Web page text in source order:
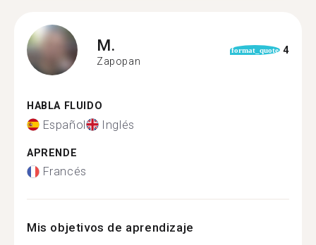
M.
Zapopan
format_quote 4
HABLA FLUIDO
Español Inglés
APRENDE
Francés
Mis objetivos de aprendizaje